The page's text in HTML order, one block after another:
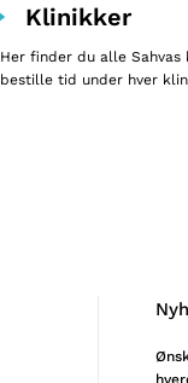
Klinikker
Her finder du alle
bestille tid under hver